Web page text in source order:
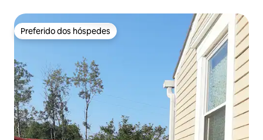
Preferido dos hóspedes
Preferido dos hóspedes